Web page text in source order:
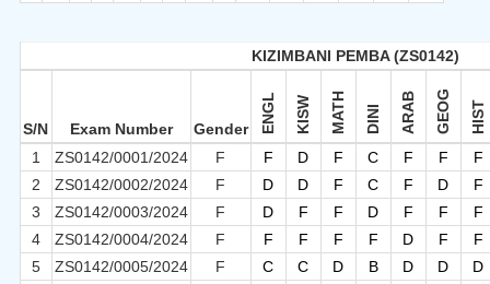
KIZIMBANI PEMBA (ZS0142)
S/N Exam Number Gender ENGL KISW MATH DINI ARAB GEOG HIST
1 ZS0142/0001/2024 F F D F C F F
F
2
ZS0142/0002/2024 F D D F C F D
F
3
ZS0142/0003/2024 F D F F D F F
F
4
ZS0142/0004/2024 F F F F F D F
F
5
ZS0142/0005/2024 F C C D B D D
D